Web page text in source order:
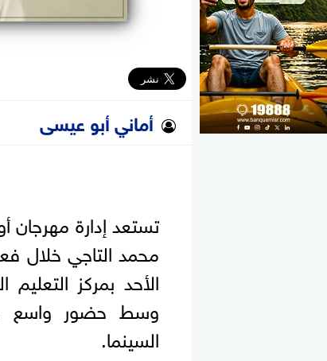
أماني أبو عيسى
تستعد إدارة مهرجان
محمد التاجي خلال
الأحد بمركز التعليم
وسط حضور واسع من
السينما.